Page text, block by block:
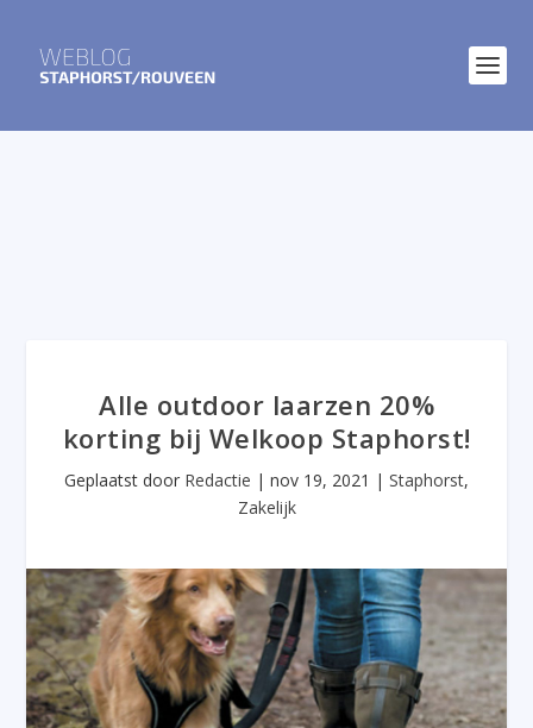
Alle outdoor laarzen 20%
korting bij Welkoop Staphorst!
Geplaatst door Redactie | nov 19, 2021 | Staphorst,
Zakelijk